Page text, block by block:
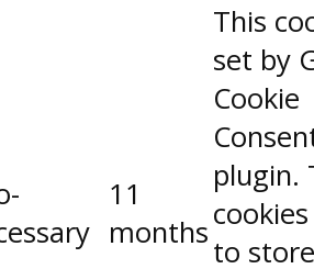
11
months
This
set by
Cookie
plugin.
to